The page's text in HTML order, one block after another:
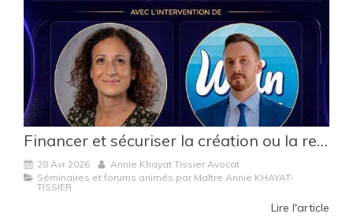
Financer et sécuriser la création ou la reprise d’entreprise à La Réunion et à Mayotte
28 Avr 2026
Annie Khayat Tissier Avocat
Séminaires et forums animés par Maître Annie KHAYAT-
TISSIER
Lire l'article